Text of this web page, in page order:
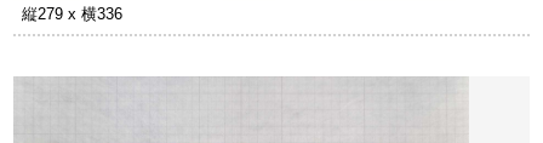
縦279 x 横336